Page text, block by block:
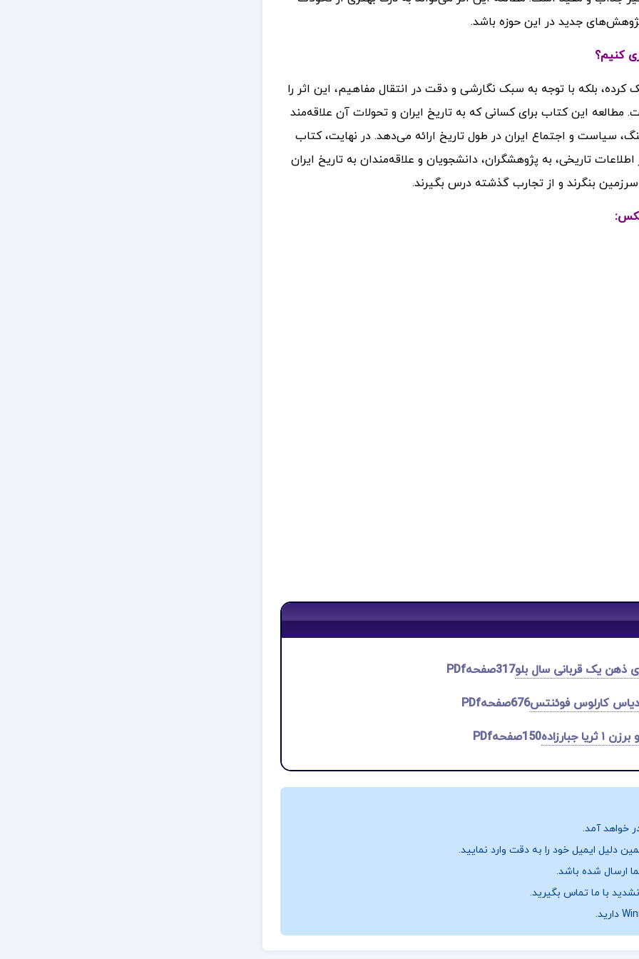
جدید در این حوزه باشد.
بلکه با توجه به سبک نگارشی و دقت در انتقال مفاهیم، این اثر را
این کتاب برای کسانی که به تاریخ ایران و تحولات آن علاقه‌مند
سیاست و اجتماع ایران در طول تاریخ ارائه می‌دهد. در نهایت، کتاب
تاریخی، به پژوهشگران، دانشجویان و علاقه‌مندان به تاریخ ایران
بنگرند و از تجارب گذشته درس بگیرند.
ذهن یک قربانی سال بلو317صفحهPDf
دیاس کارلوس فوئنتس676صفحهPDf
جبارزاده 150صفحهPDf
خواهد آمد.
دلیل ایمیل خود را به دقت وارد نمایید.
با ما تماس بگیرید.